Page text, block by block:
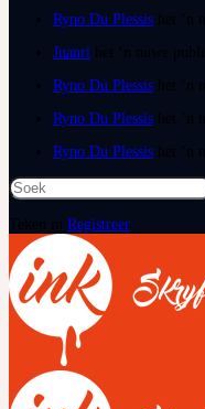
Ryno Du Plessis
Juanri
Ryno Du Plessis
Ryno Du Plessis
Ryno Du Plessis
Registreer